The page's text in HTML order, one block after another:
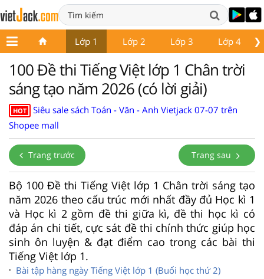
❯
Lớp 1 Lớp 2 Lớp 3 Lớp 4
100 Đề thi Tiếng Việt lớp 1 Chân trời
sáng tạo năm 2026 (có lời giải)
HOT
Siêu sale sách Toán - Văn - Anh Vietjack 07-07 trên
Shopee mall
Trang trước Trang sau
Bộ 100 Đề thi Tiếng Việt lớp 1 Chân trời sáng tạo
năm 2026 theo cấu trúc mới nhất đầy đủ Học kì 1
và Học kì 2 gồm đề thi giữa kì, đề thi học kì có
đáp án chi tiết, cực sát đề thi chính thức giúp học
sinh ôn luyện & đạt điểm cao trong các bài thi
Tiếng Việt lớp 1.
Bài tập hàng ngày Tiếng Việt lớp 1 (Buổi học thứ 2)